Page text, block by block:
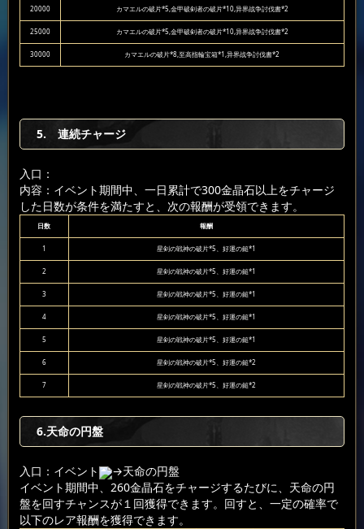
20000 カマエルの破片*5,金甲破剣者の破片*10,异界战争討伐書*2
25000 カマエルの破片*5,金甲破剣者の破片*10,异界战争討伐書*2
30000 カマエルの破片*8,至高指輪宝箱*1,异界战争討伐書*2
5. 連続チャージ
入口：
内容：イベント期間中、一日累計で300金晶石以上をチャージ
した日数が条件を満たすと、次の報酬が受領できます。
日数 報酬
1 星剣の戦神の破片*5、好運の鎚*1
2 星剣の戦神の破片*5、好運の鎚*1
3 星剣の戦神の破片*5、好運の鎚*1
4 星剣の戦神の破片*5、好運の鎚*1
5 星剣の戦神の破片*5、好運の鎚*1
6 星剣の戦神の破片*5、好運の鎚*2
7 星剣の戦神の破片*5、好運の鎚*2
6.天命の円盤
入口：イベント
→天命の円盤
イベント期間中、260金晶石をチャージするたびに、天命の円
盤を回すチャンスが１回獲得できます。回すと、一定の確率で
以下のレア報酬を獲得できます。